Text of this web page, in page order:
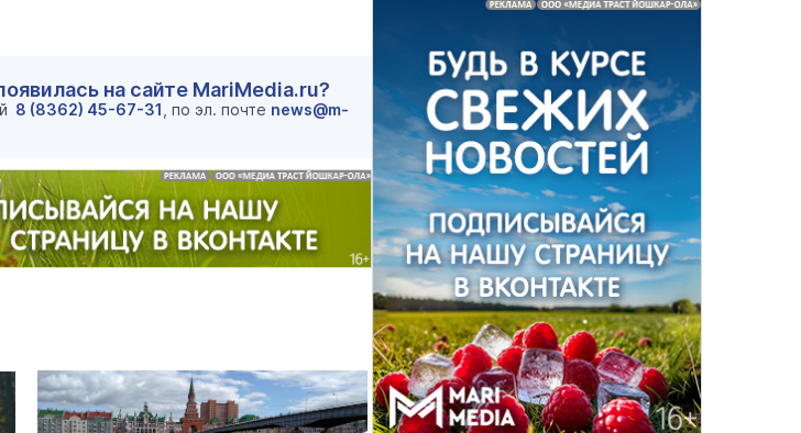
Как узнать на законных основаниях,
кто собственник недвижимости
16 марта 17:00
Василий Дубровин: как продлить
мужское долголетие
Здоровье и медицина 19 февраля 15:55
на сайте MariMedia.ru?
8 (8362) 45-67-31 , по эл. почте news@m-